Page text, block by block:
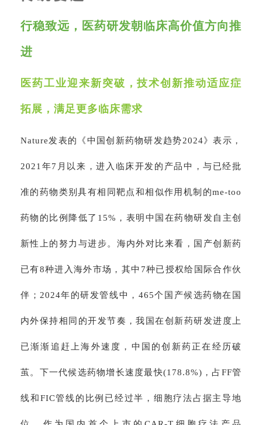
行稳致远，医药研发朝临床高价值方向推
进
医药工业迎来新突破，技术创新推动适应症
拓展，满足更多临床需求
Nature发表的《中国创新药物研发趋势2024》表示，
2021年7月以来，进入临床开发的产品中，与已经批
准的药物类别具有相同靶点和相似作用机制的me-too
药物的比例降低了15%，表明中国在药物研发自主创
新性上的努力与进步。海内外对比来看，国产创新药
已有8种进入海外市场，其中7种已授权给国际合作伙
伴；2024年的研发管线中，465个国产候选药物在国
内外保持相同的开发节奏，我国在创新药研发进度上
已渐渐追赶上海外速度，中国的创新药正在经历破
茧。下一代候选药物增长速度最快(178.8%)，占FF管
线和FIC管线的比例已经过半，细胞疗法占据主导地